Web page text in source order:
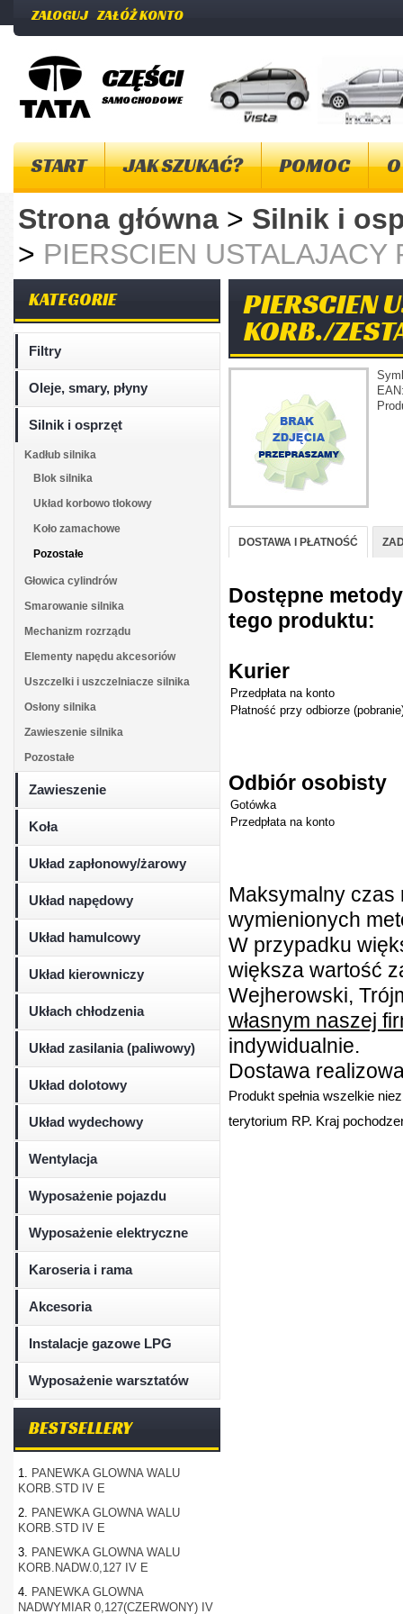
ZALOGUJ ZAŁÓŻ KONTO
CZĘŚCI
SAMOCHODOWE
START JAK SZUKAĆ? POMOC
Strona główna > Silnik i
> PIERSCIEN
KATEGORIE
Filtry
Oleje, smary, płyny
Silnik i osprzęt
Kadłub silnika
Blok silnika
Układ korbowo tłokowy
Koło zamachowe
Pozostałe
Głowica cylindrów
Smarowanie silnika
Mechanizm rozrządu
Elementy napędu akcesoriów
Uszczelki i uszczelniacze silnika
Osłony silnika
Zawieszenie silnika
Pozostałe
Zawieszenie
Koła
Układ zapłonowy/żarowy
Układ napędowy
Układ hamulcowy
Układ kierowniczy
Ukłach chłodzenia
Układ zasilania (paliwowy)
Układ dolotowy
Układ wydechowy
Wentylacja
Wyposażenie pojazdu
Wyposażenie elektryczne
Karoseria i rama
Akcesoria
Instalacje gazowe LPG
Wyposażenie warsztatów
BESTSELLERY
1. PANEWKA GLOWNA WALU
KORB.STD IV E
2. PANEWKA GLOWNA WALU
KORB.STD IV E
3. PANEWKA GLOWNA WALU
KORB.NADW.0,127 IV E
4. PANEWKA GLOWNA
NADWYMIAR 0,127(CZERWONY) IV
PIERSCIEN
KORB./
DOSTAWA I PŁATNOŚĆ
Dostępne
tego produktu:
Kurier
Przedpłata na konto
Płatność przy odbiorze
Odbiór osobisty
Gotówka
Przedpłata na konto
Maksymalny czas
wymienionych
W przypadku
większa wartość
Wejherowski,
własnym naszej
indywidualnie.
Dostawa
Produkt spełnia wszelkie
terytorium RP. Kraj